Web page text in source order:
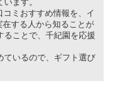
ミおすすめ情報を、イ
在する人から知ることが
ることで、千紀園を応援
ているので、ギフト選び